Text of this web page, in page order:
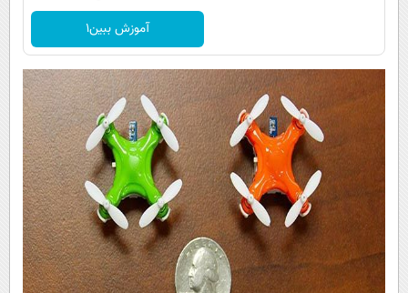
آموزش ببین1